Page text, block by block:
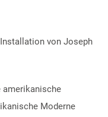
von Joseph
amerikanische
Moderne